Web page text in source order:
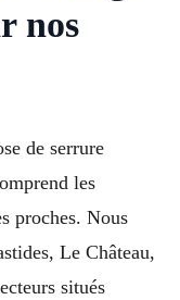
nos
de serrure
les
proches. Nous
Le Château,
situés